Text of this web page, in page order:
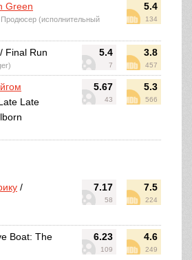
5.4
134
Green
(исполнительный
5.4
7
3.8
457
/ Final Run
5.67
43
5.3
566
Late
7.17
58
7.5
224
/
6.23
109
4.6
249
Boat: The